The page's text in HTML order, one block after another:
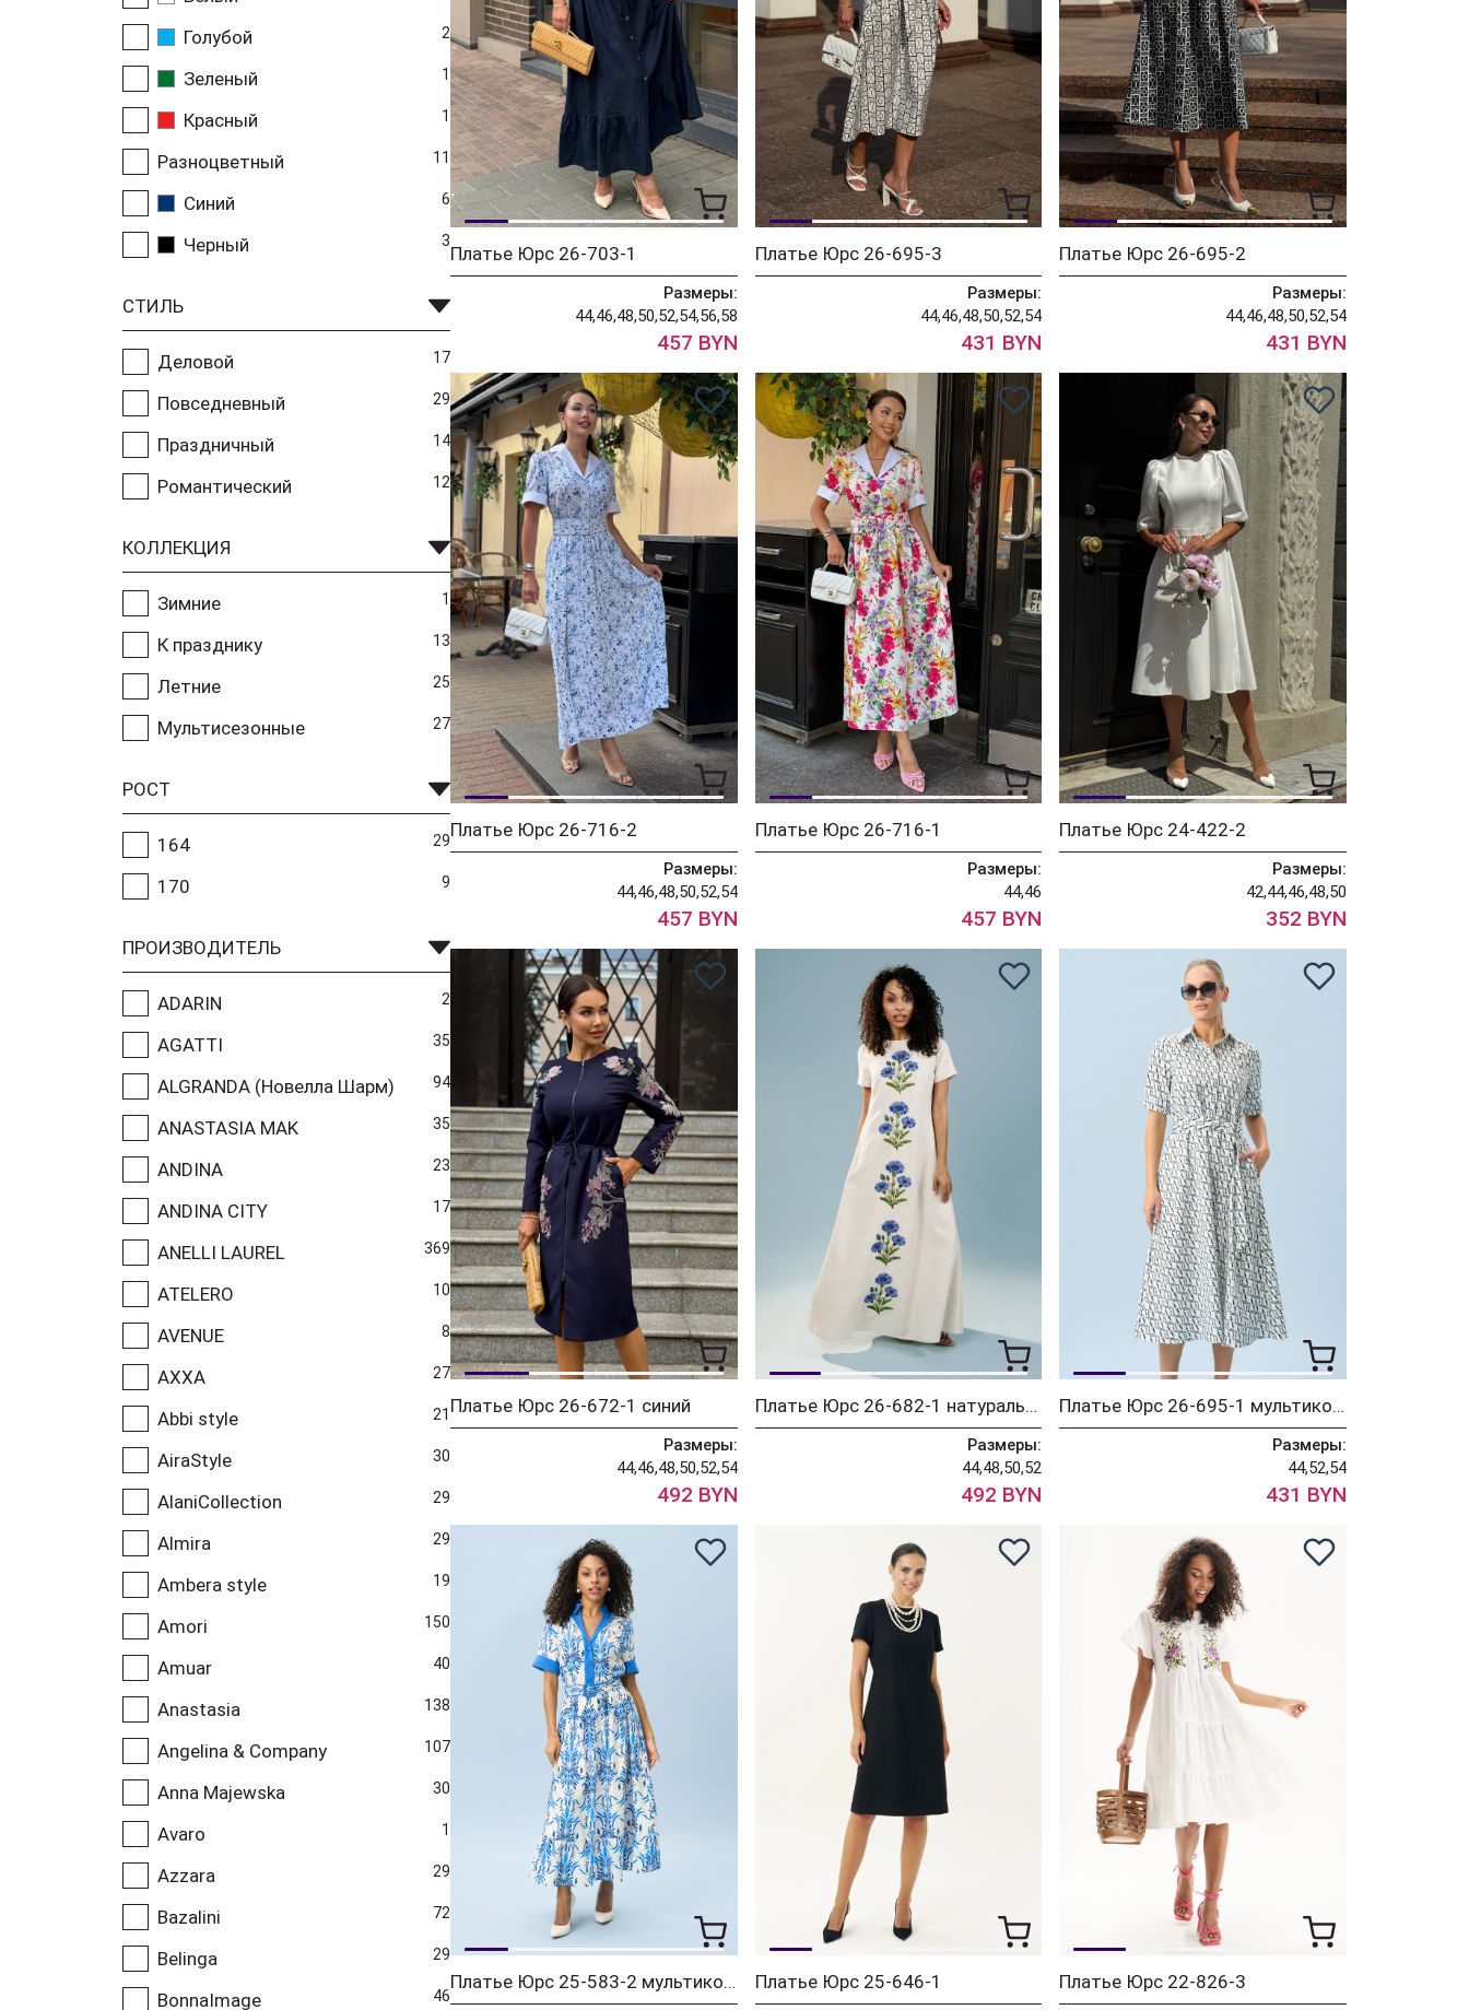
Голубой 2
Зеленый 1
Красный 1
Разноцветный 11
Синий 6
Черный 3
СТИЛЬ
Деловой 17
Повседневный 29
Праздничный 14
Романтический 12
КОЛЛЕКЦИЯ
Зимние 1
К празднику 13
Летние 25
Мультисезонные 27
РОСТ
164 29
170 9
ПРОИЗВОДИТЕЛЬ
ADARIN 2
AGATTI 35
ALGRANDA (Новелла Шарм) 94
ANASTASIA MAK 35
ANDINA 23
ANDINA CITY 17
ANELLI LAUREL 369
ATELERO 10
AVENUE 8
AXXA 27
Abbi style 21
AiraStyle 30
AlaniCollection 29
Almira 29
Ambera style 19
Amori 150
Amuar 40
Anastasia 138
Angelina & Company 107
Anna Majewska 30
Avaro 1
Azzara 29
Bazalini 72
Belinga 29
BonnaImage 46
Платье Юрс 26-703-1
Размеры:
44,46,48,50,52,54,56,58
457 BYN
Платье Юрс 26-695-3
Размеры:
44,46,48,50,52,54
431 BYN
Платье Юрс 26-695-2
Размеры:
44,46,48,50,52,54
431 BYN
Платье Юрс 26-716-2
Размеры:
44,46,48,50,52,54
457 BYN
Платье Юрс 26-716-1
Размеры:
44,46
457 BYN
Платье Юрс 24-422-2
Размеры:
42,44,46,48,50
352 BYN
Платье Юрс 26-672-1 синий
Размеры:
44,46,48,50,52,54
492 BYN
Платье Юрс 26-682-1 натуральный
Размеры:
44,48,50,52
492 BYN
Платье Юрс 26-695-1 мультиколор
Размеры:
44,52,54
431 BYN
Платье Юрс 25-583-2 мультиколор Платье Юрс 25-646-1 Платье Юрс 22-826-3